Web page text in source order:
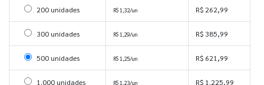
Selecionar 200 unidades
200 unidades R$ 1,32/un R$ 262,99
Selecionar 300 unidades
300 unidades R$ 1,29/un R$ 385,99
Selecionar 500 unidades
500 unidades R$ 1,25/un R$ 621,99
1.000 unidades R$ 1,23/un R$ 1.225,99